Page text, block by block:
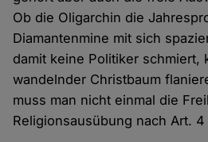
Ob die Oligarchin die
Diamantenmine mit sich
damit keine Politiker schmiert,
wandelnder Christbaum
muss man nicht einmal die
Religionsausübung nach Art. 4